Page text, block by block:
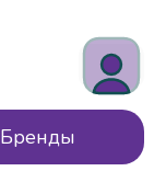
Бренды